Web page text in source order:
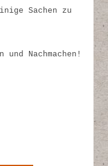
Sachen zu
Nachmachen!